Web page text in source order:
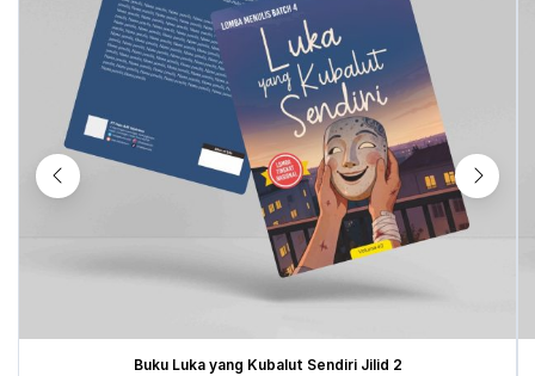
Buku Luka yang Kubalut Sendiri Jilid 2